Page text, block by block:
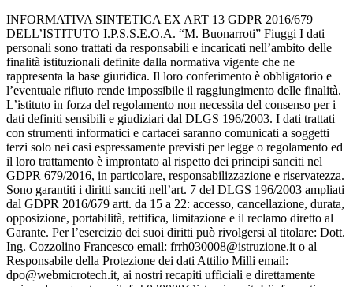
INFORMATIVA SINTETICA EX ART 13 GDPR 2016/679
DELL’ISTITUTO I.P.S.S.E.O.A. “M. Buonarroti” Fiuggi I dati
personali sono trattati da responsabili e incaricati nell’ambito delle
finalità istituzionali definite dalla normativa vigente che ne
rappresenta la base giuridica. Il loro conferimento è obbligatorio e
l’eventuale rifiuto rende impossibile il raggiungimento delle finalità.
L’istituto in forza del regolamento non necessita del consenso per i
dati definiti sensibili e giudiziari dal DLGS 196/2003. I dati trattati
con strumenti informatici e cartacei saranno comunicati a soggetti
terzi solo nei casi espressamente previsti per legge o regolamento ed
il loro trattamento è improntato al rispetto dei principi sanciti nel
GDPR 679/2016, in particolare, responsabilizzazione e riservatezza.
Sono garantiti i diritti sanciti nell’art. 7 del DLGS 196/2003 ampliati
dal GDPR 2016/679 artt. da 15 a 22: accesso, cancellazione, durata,
opposizione, portabilità, rettifica, limitazione e il reclamo diretto al
Garante. Per l’esercizio dei suoi diritti può rivolgersi al titolare: Dott.
Ing. Cozzolino Francesco email: frrh030008@istruzione.it o al
Responsabile della Protezione dei dati Attilio Milli email:
dpo@webmicrotech.it, ai nostri recapiti ufficiali e direttamente